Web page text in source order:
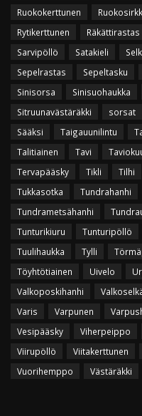
Ruokokerttunen
Rytikerttunen
Räkättirastas
Sarvipöllö
Satakieli
Sepelrastas
Sepeltasku
Sinisorsa
Sinisuohaukka
Sitruunavästäräkki
sorsat
Sääksi
Taigauunilintu
Talitiainen
Tavi
Tervapääsky
Tikli Tilhi
Tukkasotka
Tundrahanhi
Tundrametsähanhi
Tunturikiuru
Tunturipöllö
Tuulihaukka
Tylli
Töyhtötiainen
Uivelo
Valkoposkihanhi
Varis
Varpunen
Vesipääsky
Viherpeippo
Viirupöllö
Viitakerttunen
Vuorihemppo
Västäräkki